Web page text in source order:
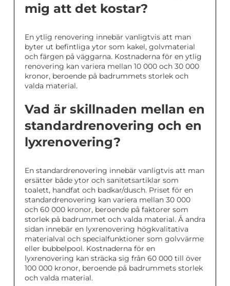
mig att det kostar?
En ytlig renovering innebär vanligtvis att man
byter ut befintliga ytor som kakel, golvmaterial
och färgen på väggarna. Kostnaderna för en ytlig
renovering kan variera mellan 10 000 och 30 000
kronor, beroende på badrummets storlek och
valda material.
Vad är skillnaden mellan en
standardrenovering och en
lyxrenovering?
En standardrenovering innebär vanligtvis att man
ersätter både ytor och sanitetsartiklar som
toalett, handfat och badkar/dusch. Priset för en
standardrenovering kan variera mellan 30 000
och 60 000 kronor, beroende på faktorer som
storlek på badrummet och valda material. Å andra
sidan innebär en lyxrenovering högkvalitativa
materialval och specialfunktioner som golvvärme
eller bubbelpool. Kostnaderna för en
lyxrenovering kan sträcka sig från 60 000 till över
100 000 kronor, beroende på badrummets storlek
och valda material.